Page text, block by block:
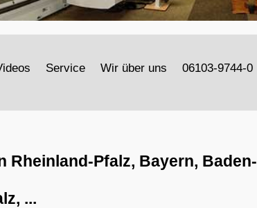
Service Wir über uns 06103-9744-0
Rheinland-Pfalz, Bayern, Baden-
...